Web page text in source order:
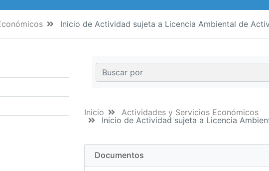
Inicio de Actividad sujeta a Licencia Ambiental de
Inicio
Actividades y Servicios Económicos
Inicio de Actividad sujeta a Licencia
Documentos